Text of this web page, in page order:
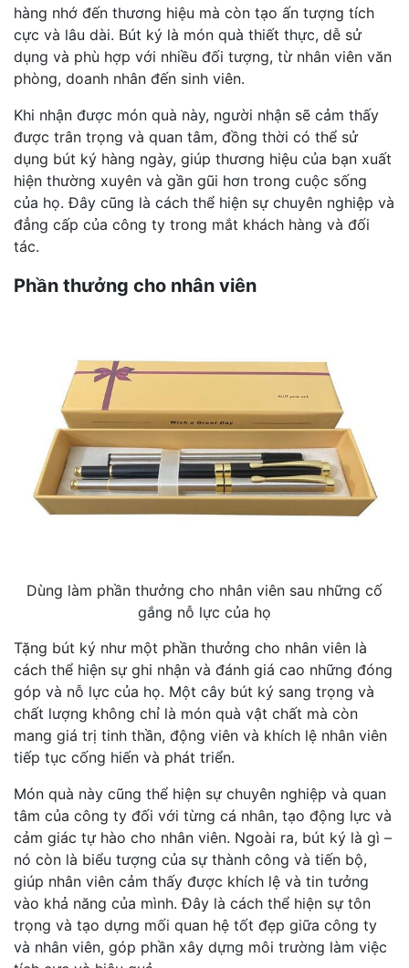
hàng nhớ đến thương hiệu mà còn tạo ấn tượng tích
cực và lâu dài. Bút ký là món quà thiết thực, dễ sử
dụng và phù hợp với nhiều đối tượng, từ nhân viên văn
phòng, doanh nhân đến sinh viên.
Khi nhận được món quà này, người nhận sẽ cảm thấy
được trân trọng và quan tâm, đồng thời có thể sử
dụng bút ký hàng ngày, giúp thương hiệu của bạn xuất
hiện thường xuyên và gần gũi hơn trong cuộc sống
của họ. Đây cũng là cách thể hiện sự chuyên nghiệp và
đẳng cấp của công ty trong mắt khách hàng và đối
tác.
Phần thưởng cho nhân viên
Dùng làm phần thưởng cho nhân viên sau những cố
gắng nỗ lực của họ
Tặng bút ký như một phần thưởng cho nhân viên là
cách thể hiện sự ghi nhận và đánh giá cao những đóng
góp và nỗ lực của họ. Một cây bút ký sang trọng và
chất lượng không chỉ là món quà vật chất mà còn
mang giá trị tinh thần, động viên và khích lệ nhân viên
tiếp tục cống hiến và phát triển.
Món quà này cũng thể hiện sự chuyên nghiệp và quan
tâm của công ty đối với từng cá nhân, tạo động lực và
cảm giác tự hào cho nhân viên. Ngoài ra, bút ký là gì –
nó còn là biểu tượng của sự thành công và tiến bộ,
giúp nhân viên cảm thấy được khích lệ và tin tưởng
vào khả năng của mình. Đây là cách thể hiện sự tôn
trọng và tạo dựng mối quan hệ tốt đẹp giữa công ty
và nhân viên, góp phần xây dựng môi trường làm việc